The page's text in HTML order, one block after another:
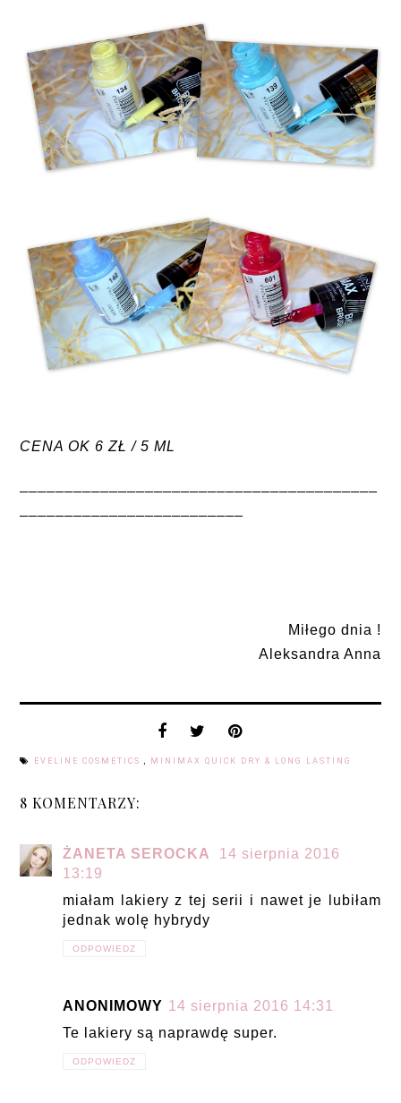
CENA OK 6 ZŁ / 5 ML
Miłego dnia !
Aleksandra Anna
EVELINE COSMETICS MINIMAX QUICK DRY & LONG LASTING
8 KOMENTARZY:
ŻANETA SEROCKA
14 sierpnia 2016
13:19
miałam lakiery z tej serii i nawet je lubiłam
jednak wolę hybrydy
ODPOWIEDZ
ANONIMOWY 14 sierpnia 2016 14:31
Te lakiery są naprawdę super.
ODPOWIEDZ